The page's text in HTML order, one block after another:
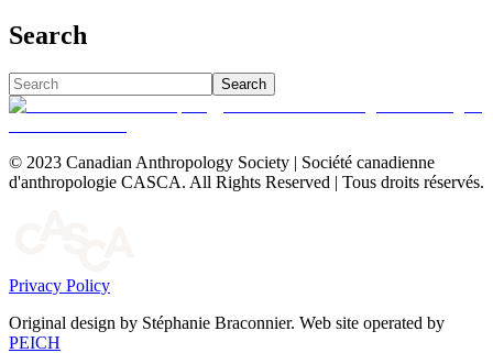
Search
Search
© 2023 Canadian Anthropology Society | Société canadienne
d'anthropologie CASCA. All Rights Reserved | Tous droits réservés.
Privacy Policy
Original design by Stéphanie Braconnier. Web site operated by
PEICH